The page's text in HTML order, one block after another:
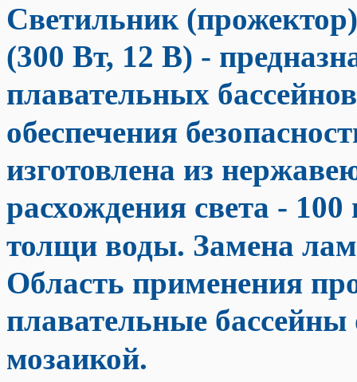
Светильник
(300 Вт, 12 В) -
плавательных
обеспечения
изготовлена из
расхождения света -
толщи воды. Замена
Область применения
плавательные
мозаикой.